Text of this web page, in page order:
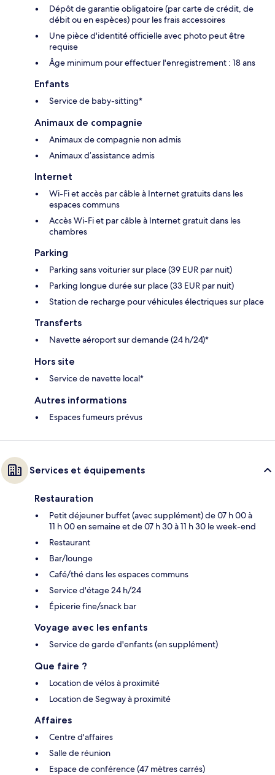
Dépôt de garantie obligatoire (par carte de crédit, de
débit ou en espèces) pour les frais accessoires
Une pièce d'identité officielle avec photo peut être
requise
Âge minimum pour effectuer l'enregistrement : 18 ans
Enfants
Service de baby-sitting*
Animaux de compagnie
Animaux de compagnie non admis
Animaux d’assistance admis
Internet
Wi-Fi et accès par câble à Internet gratuits dans les
espaces communs
Accès Wi-Fi et par câble à Internet gratuit dans les
chambres
Parking
Parking sans voiturier sur place (39 EUR par nuit)
Parking longue durée sur place (33 EUR par nuit)
Station de recharge pour véhicules électriques sur place
Transferts
Navette aéroport sur demande (24 h/24)*
Hors site
Service de navette local*
Autres informations
Espaces fumeurs prévus
Services et équipements
Restauration
Petit déjeuner buffet (avec supplément) de 07 h 00 à
11 h 00 en semaine et de 07 h 30 à 11 h 30 le week-end
Restaurant
Bar/lounge
Café/thé dans les espaces communs
Service d'étage 24 h/24
Épicerie fine/snack bar
Voyage avec les enfants
Service de garde d'enfants (en supplément)
Que faire ?
Location de vélos à proximité
Location de Segway à proximité
Affaires
Centre d'affaires
Salle de réunion
Espace de conférence (47 mètres carrés)